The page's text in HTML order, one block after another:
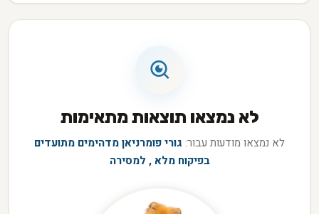
מודעות עבור כלב פומרניאן
לא נמצאו תוצאות מתאימות
לא נמצאו מודעות עבור: גורי פומרניאן מדהימים מתועדים
בפיקוח מלא , למסירה